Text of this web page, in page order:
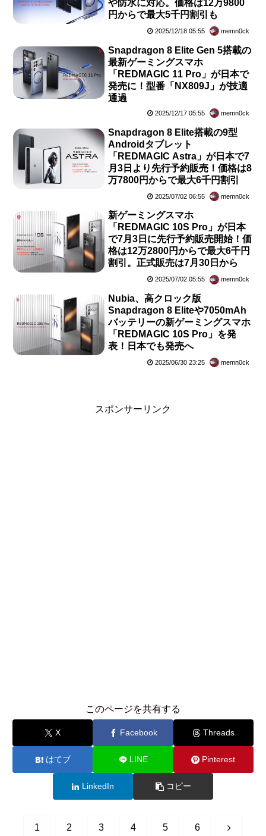
や防水に対応。価格は12万9800
円からで最大5千円割引も
2025/12/18 05:55 memn0ck
Snapdragon 8 Elite Gen 5搭載の
最新ゲーミングスマホ
「REDMAGIC 11 Pro」が日本で
発売に！型番「NX809J」が技適
通過
2025/12/17 05:55 memn0ck
Snapdragon 8 Elite搭載の9型
Androidタブレット
「REDMAGIC Astra」が日本で7
月3日より先行予約販売！価格は8
万7800円からで最大6千円割引
2025/07/02 06:55 memn0ck
新ゲーミングスマホ
「REDMAGIC 10S Pro」が日本
で7月3日に先行予約販売開始！価
格は12万2800円からで最大6千円
割引。正式販売は7月30日から
2025/07/02 05:55 memn0ck
Nubia、高クロック版
Snapdragon 8 Eliteや7050mAh
バッテリーの新ゲーミングスマホ
「REDMAGIC 10S Pro」を発
表！日本でも発売へ
2025/06/30 23:25 memn0ck
スポンサーリンク
このページを共有する
X Facebook Threads
はてブ LINE Pinterest
LinkedIn コピー
1 2 3 4 5 6 次